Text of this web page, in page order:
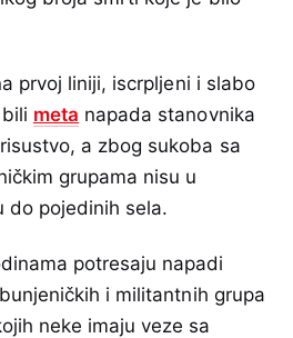
prvoj liniji, iscrpljeni i slabo
meta napada stanovnika
a zbog sukoba sa
grupama nisu u
do pojedinih sela.
potresaju napadi
i militantnih grupa
neke imaju veze sa